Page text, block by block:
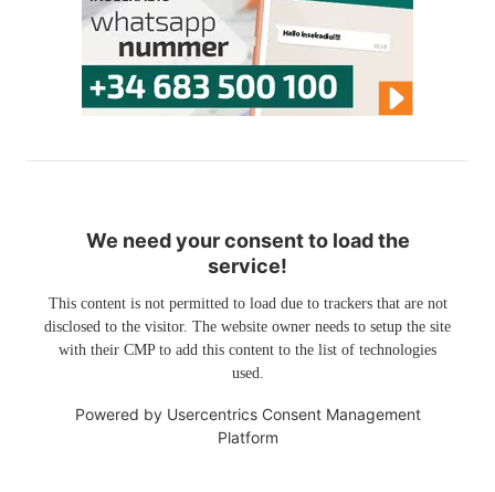
We need your consent to load the
service!
This content is not permitted to load due to trackers that are not
disclosed to the visitor. The website owner needs to setup the site
with their CMP to add this content to the list of technologies
used.
Powered by Usercentrics Consent Management
Platform